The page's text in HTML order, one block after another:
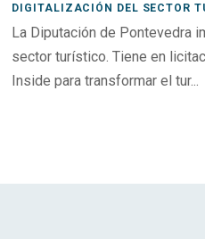
DIGITALIZACIÓN DEL SECTOR
La Diputación de Pontevedra
sector turístico. Tiene en
Inside para transformar el tur...